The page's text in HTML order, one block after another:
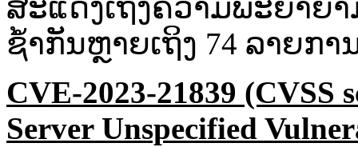
ສະແດງ​ເຖິງ​ຄວາມ​ພະຍາຍ
ຊ້ຳ​ກັນ​ຫຼາຍ​ເຖິງ​ 74 ລາຍ​ກ
CVE-2023-21839 (CVSS
Server Unspecified